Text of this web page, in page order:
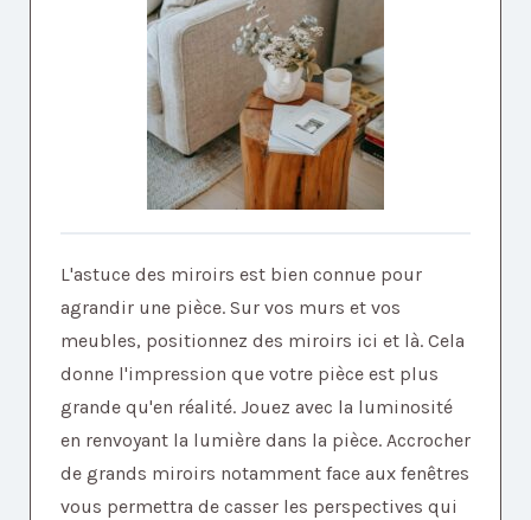
L'astuce des miroirs est bien connue pour
agrandir une pièce. Sur vos murs et vos
meubles, positionnez des miroirs ici et là. Cela
donne l'impression que votre pièce est plus
grande qu'en réalité. Jouez avec la luminosité
en renvoyant la lumière dans la pièce. Accrocher
de grands miroirs notamment face aux fenêtres
vous permettra de casser les perspectives qui